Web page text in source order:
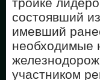
состоявший
имевший
необходимые
участником